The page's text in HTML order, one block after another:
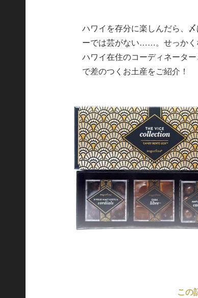
ハワイを存分に楽しんだら、
ーでは芸がない……。せっかく
ハワイ在住のコーディネータ
で差のつくお土産をご紹介！
この